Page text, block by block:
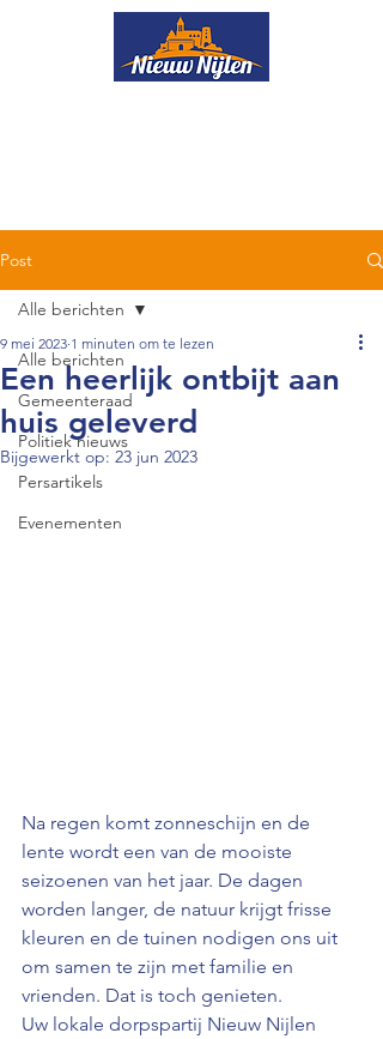
Post
Alle berichten
Gemeenteraad
Politiek nieuws
Persartikels
Evenementen
Alle berichten
Een heerlijk ontbijt aan
huis geleverd
9 mei 2023 1 minuten om te lezen
Bijgewerkt op: 23 jun 2023
Na regen komt zonneschijn en de
lente wordt een van de mooiste
seizoenen van het jaar. De dagen
worden langer, de natuur krijgt frisse
kleuren en de tuinen nodigen ons uit
om samen te zijn met familie en
vrienden. Dat is toch genieten.
Uw lokale dorpspartij Nieuw Nijlen